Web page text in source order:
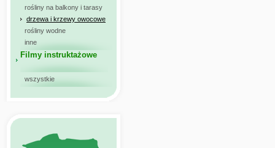
rośliny na balkony i tarasy
drzewa i krzewy owocowe
rośliny wodne
inne
Filmy instruktażowe
wszystkie